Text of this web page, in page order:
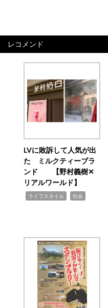
レコメンド
LVに敗訴して人気が出
た ミルクティーブラ
ンド 【野村義樹✕
リアルワールド】
ライフスタイル 社会